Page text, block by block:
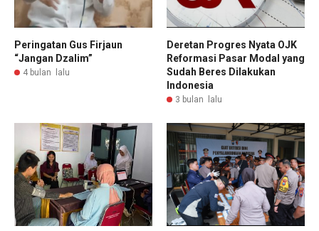
Peringatan Gus Firjaun
“Jangan Dzalim”
4 bulan lalu
Deretan Progres Nyata OJK
Reformasi Pasar Modal yang
Sudah Beres Dilakukan
Indonesia
3 bulan lalu